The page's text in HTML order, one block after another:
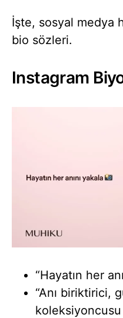
İşte, sosyal medya
bio sözleri.
Instagram
“Hayatın her
“Anı biriktirici,
koleksiyoncusu